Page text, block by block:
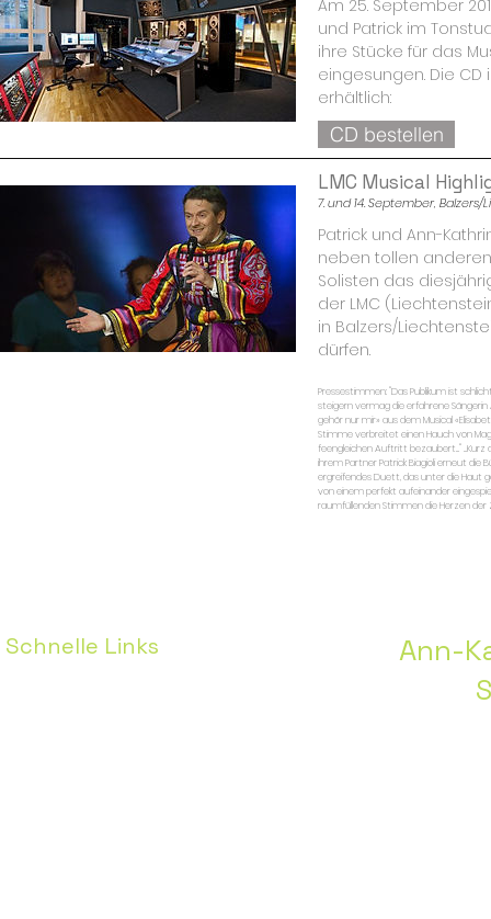
Am 25. September
und Patrick im
ihre Stücke für das
eingesungen. Die CD
erhältlich:
CD bestellen
LMC Musical
7. und 14. September, Balzers/Li
Patrick und Ann-
neben tollen
Solisten das
der LMC
in Balzers/
dürfen.
Pressestimmen: "Das Publikum ist
steigern vermag die erfahrene Sängerin
gehör nur mir» aus dem Musical
Stimme verbreitet einen Hauch von
feengleichen Auftritt bezaubert..."
ihrem Partner Patrick Biagioli erneut die
ergreifendes Duett, das unter die Haut
von einem perfekt aufeinander
raumfüllenden Stimmen die Herzen der
Schnelle Links
Ann-